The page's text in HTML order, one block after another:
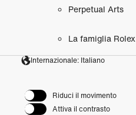
Perpetual Arts
La famiglia Rolex
Internazionale: Italiano
Riduci il movimento
Attiva il contrasto